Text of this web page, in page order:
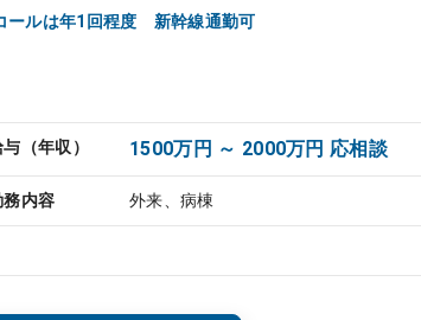
ールは年1回程度 新幹線通勤可
（年収） 1500万円 ～ 2000万円 応相談
務内容 外来、病棟